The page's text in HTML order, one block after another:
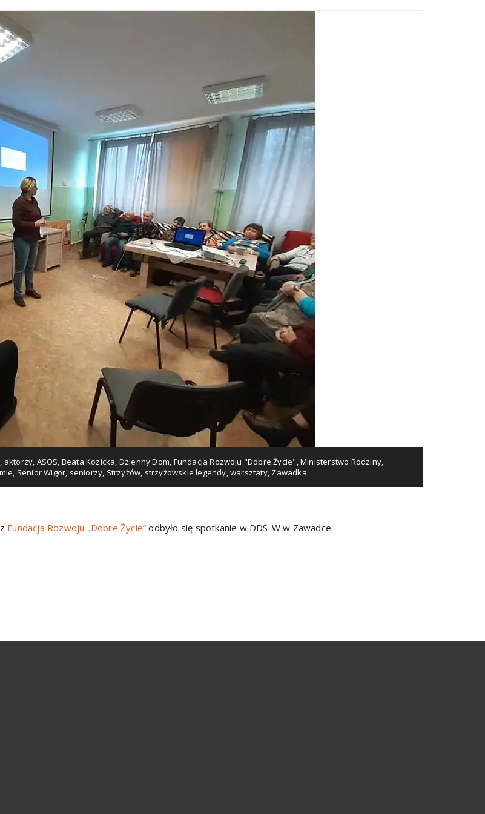
, aktorzy, ASOS, Beata Kozicka, Dzienny Dom, Fundacja Rozwoju "Dobre Życie",Ministerstwo Rodziny,
, Senior Wigor, seniorzy, Strzyżów, strzyżowskie legendy,warsztaty, Zawadka
Fundacja Rozwoju „Dobre Życie” odbyło się spotkanie w DDS-W w Zawadce.